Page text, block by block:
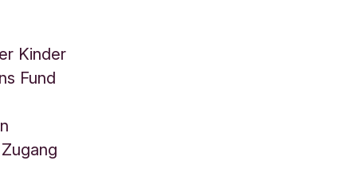
Kinder
Fund